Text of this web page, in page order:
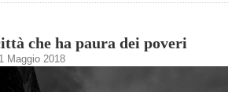
che ha paura dei poveri
Maggio 2018